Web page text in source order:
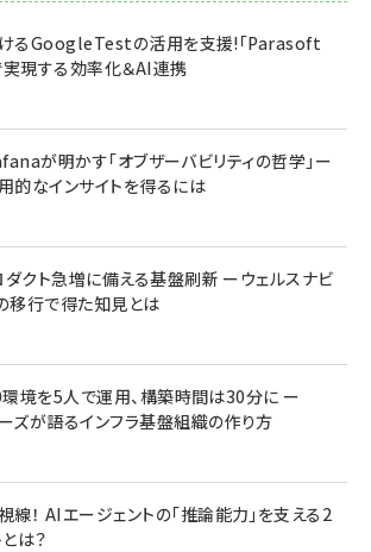
るGoogleTestの活用を支援!「Parasoft
現する効率化＆AI連携
が明かす「オブザーバビリティの哲学」ー
的なインサイトを得るには
ダクト急増に備える基盤刷新 ーウェルスナビ
移行で得た知見とは
環境を5人で運用、構築時間は30分に ー
ズが語るインフラ基盤組織の作り方
！ AIエージェントの「推論能力」を支える2
は？